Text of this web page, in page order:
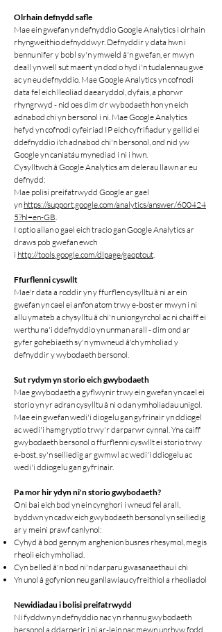
Olrhain defnydd safle
Mae ein gwefan yn defnyddio Google Analytics i olrhain
rhyngweithio defnyddwyr. Defnyddir y data hwn i
bennu nifer y bobl sy'n ymweld â'n gwefan, er mwyn
deall yn well sut maent yn dod o hyd i'n tudalennau gwe
ac yn eu defnyddio. Mae Google Analytics yn cofnodi
data fel eich lleoliad daearyddol, dyfais, a phorwr
rhyngrwyd - nid oes dim o'r wybodaeth hon yn eich
adnabod chi yn bersonol i ni. Mae Google Analytics
hefyd yn cofnodi cyfeiriad IP eich cyfrifiadur y gellid ei
ddefnyddio i'ch adnabod chi'n bersonol, ond nid yw
Google yn caniatáu mynediad i ni i hwn.
Cysylltwch â Google Analytics am delerau llawn ar eu
defnydd:
Mae polisi preifatrwydd Google ar gael
yn https://support.google.com/analytics/answer/600424
5?hl=en-GB.
I optio allan o gael eich tracio gan Google Analytics ar
draws pob gwefan ewch
i http://tools.google.com/dlpage/gaoptout.
Ffurflenni cyswllt
Mae'r data a roddir yn y ffurflen cysylltu â ni ar ein
gwefan yn cael ei anfon atom trwy e-bost er mwyn i ni
allu ymateb a chysylltu â chi'n uniongyrchol ac ni chaiff ei
werthu na'i ddefnyddio yn unman arall - dim ond ar
gyfer gohebiaeth sy'n ymwneud â'ch ymholiad y
defnyddir y wybodaeth bersonol.
Sut rydym yn storio eich gwybodaeth
Mae gwybodaeth a gyflwynir trwy ein gwefan yn cael ei
storio yn yr adran cysylltu â ni o dan ymholiadau unigol.
Mae ein gwefan wedi'i diogelu gan gyfrinair yn ddiogel
ac wedi'i hamgryptio trwy'r darparwr cynnal. Yna caiff
gwybodaeth bersonol o ffurflenni cyswllt ei storio trwy
e-bost, sy'n seiliedig ar gwmwl ac wedi'i ddiogelu ac
wedi'i ddiogelu gan gyfrinair.
Pa mor hir ydyn ni'n storio gwybodaeth?
Oni bai eich bod yn ein cynghori i wneud fel arall,
byddwn yn cadw eich gwybodaeth bersonol yn seiliedig
ar y meini prawf canlynol:
Cyhyd â bod gennym anghenion busnes rhesymol, megis
rheoli eich ymholiad.
Cyn belled â'n bod ni'n darparu gwasanaethau i chi
Yn unol â gofynion neu ganllawiau cyfreithiol a rheoliadol
Newidiadau i bolisi preifatrwydd
Ni fyddwn yn defnyddio nac yn rhannu gwybodaeth
bersonol a ddarperir i ni ar-lein nac mewn unrhyw fodd